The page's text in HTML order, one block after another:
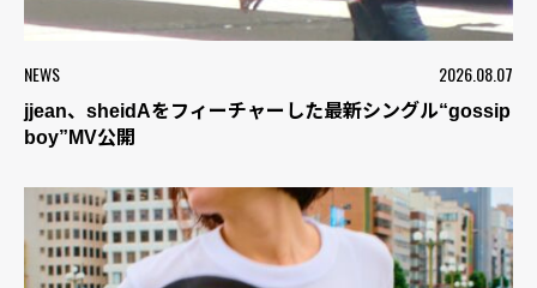
NEWS 2026.08.07
jjean、sheidAをフィーチャーした最新シングル“gossip
boy”MV公開